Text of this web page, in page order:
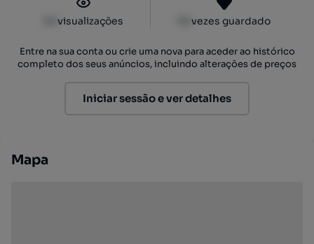
visualizações vezes guardado
Entre na sua conta ou crie uma nova para aceder ao histórico
completo dos seus anúncios, incluindo alterações de preços
Iniciar sessão e ver detalhes
Mapa